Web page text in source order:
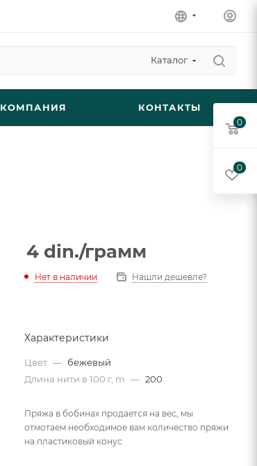
Каталог
КОМПАНИЯ КОНТАКТЫ
4 din./грамм
Нет в наличии Нашли дешевле?
Характеристики
Цвет — бежевый
Длина нити в 100 г, m — 200
Пряжа в бобинах продается на вес, мы
отмотаем необходимое вам количество пряжи
на пластиковый конус
0
0